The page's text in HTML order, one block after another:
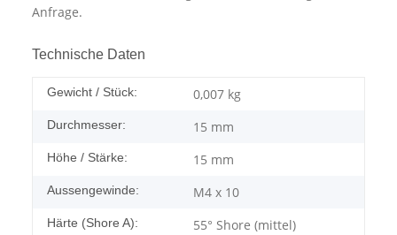
Anfrage.
Technische Daten
Gewicht / Stück: 0,007 kg
Durchmesser: 15 mm
Höhe / Stärke: 15 mm
Aussengewinde: M4 x 10
Härte (Shore A): 55° Shore (mittel)